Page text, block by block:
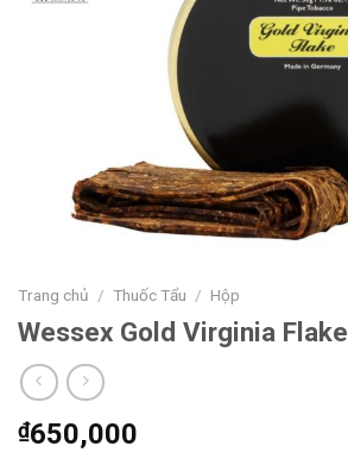
Trang chủ / Thuốc Tẩu / Hộp
Wessex Gold Virginia Flake
₫650,000